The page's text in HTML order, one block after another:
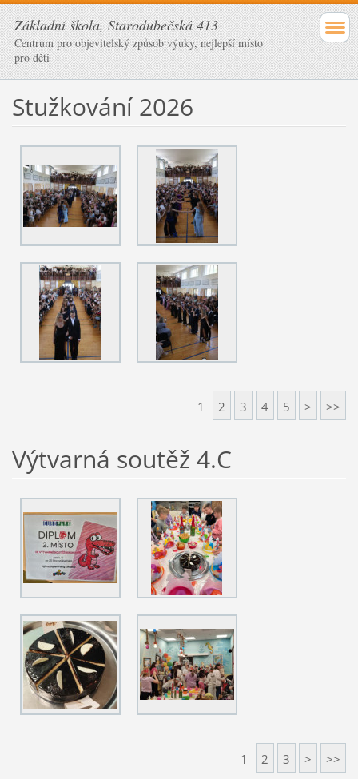
Základní škola, Starodubečská 413
Centrum pro objevitelský způsob výuky, nejlepší místo
pro děti
Stužkování 2026
1 2 3 4 5 > >>
Výtvarná soutěž 4.C
1 2 3 > >>